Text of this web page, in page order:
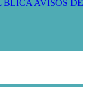
AVISOS DE